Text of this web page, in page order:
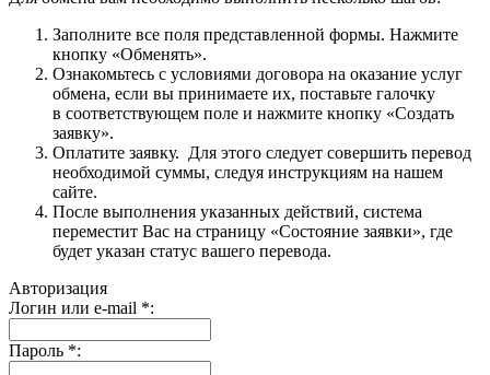
Заполните все поля представленной формы. Нажмите
кнопку «Обменять».
Ознакомьтесь с условиями договора на оказание услуг
обмена, если вы принимаете их, поставьте галочку
в соответствующем поле и нажмите кнопку «Создать
заявку».
Оплатите заявку. Для этого следует совершить перевод
необходимой суммы, следуя инструкциям на нашем
сайте.
После выполнения указанных действий, система
переместит Вас на страницу «Состояние заявки», где
будет указан статус вашего перевода.
Авторизация
Логин или e-mail *:
Пароль *: